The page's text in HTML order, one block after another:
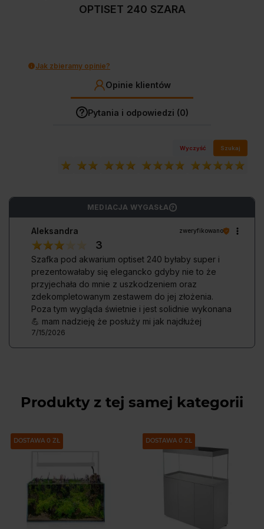
OPTISET 240 SZARA
Jak zbieramy opinie?
Opinie klientów
Pytania i odpowiedzi (0)
Wyczyść Szukaj
MEDIACJA WYGASŁA ?
Aleksandra zweryfikowano
3
Szafka pod akwarium optiset 240 byłaby super i
prezentowałaby się elegancko gdyby nie to że
przyjechała do mnie z uszkodzeniem oraz
zdekompletowanym zestawem do jej złożenia.
Poza tym wygląda świetnie i jest solidnie wykonana
💪 mam nadzieję że posłuży mi jak najdłużej
7/15/2026
Produkty z tej samej kategorii
DOSTAWA 0 ZŁ PAKIET
DOSTAWA 0 ZŁ